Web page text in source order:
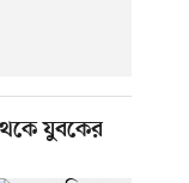
যুবকের